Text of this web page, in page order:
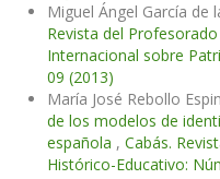
Miguel Ángel García de
Revista del
Internacional sobre
09 (2013)
María José Rebollo
de los modelos de
española , Cabás.
Histórico-Educativo: